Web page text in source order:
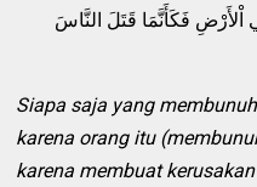
فَكَأَنَّمَا قَتَلَ النَّاسَ
Siapa saja yang
karena orang itu
karena membuat